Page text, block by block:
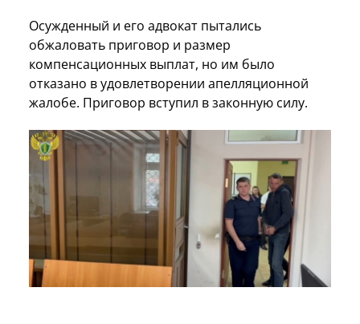
Осужденный и его адвокат пытались
обжаловать приговор и размер
компенсационных выплат, но им было
отказано в удовлетворении апелляционной
жалобе. Приговор вступил в законную силу.